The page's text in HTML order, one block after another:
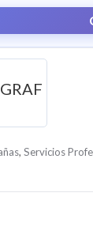
, Servicios